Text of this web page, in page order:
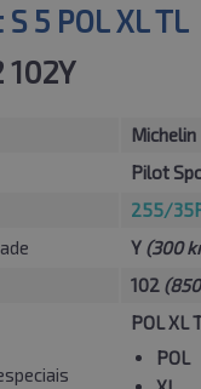
5 POL XL TL
Michelin
Pilot
255/
Y (300
102
POL XL
POL